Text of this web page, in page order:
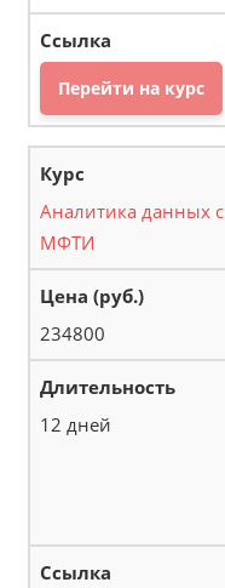
Перейти на курс
Аналитика данных с
МФТИ
234800
12 дней